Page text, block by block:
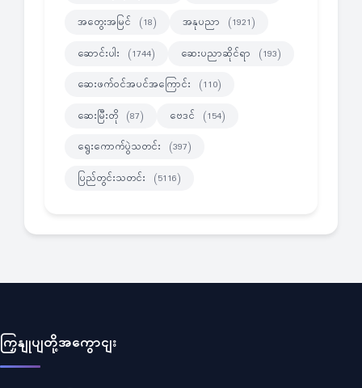
အတွေးအမြင် (18) အနုပညာ (1921)
ဆောင်းပါး (1744) ဆေးပညာဆိုင်ရာ (193)
ဆေးဖက်ဝင်အပင်အကြောင်း (110)
ဆေးမြီးတို (87) ဗေဒင် (154)
ရွေးကောက်ပွဲသတင်း (397)
ပြည်တွင်းသတင်း (5116)
ကြှနျုပျတို့အကွောငျး